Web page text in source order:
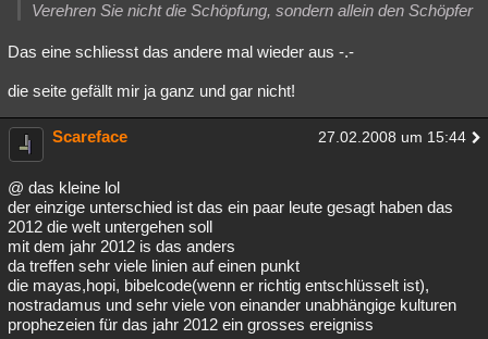
Verehren Sie nicht die Schöpfung, sondern allein den Schöpfer
Das eine schliesst das andere mal wieder aus -.-
die seite gefällt mir ja ganz und gar nicht!
Scareface 27.02.2008 um 15:44
@ das kleine lol
der einzige unterschied ist das ein paar leute gesagt haben das
2012 die welt untergehen soll
mit dem jahr 2012 is das anders
da treffen sehr viele linien auf einen punkt
die mayas,hopi, bibelcode(wenn er richtig entschlüsselt ist),
nostradamus und sehr viele von einander unabhängige kulturen
prophezeien für das jahr 2012 ein grosses ereigniss